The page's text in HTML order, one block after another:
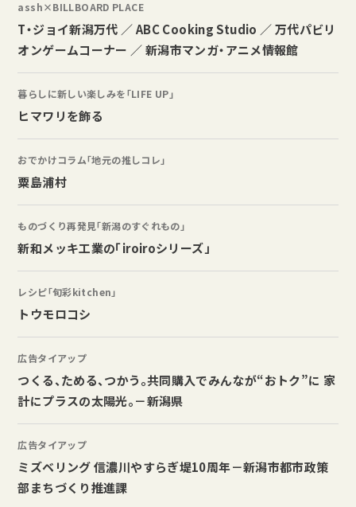
assh×BILLBOARD PLACE
T・ジョイ新潟万代 ／ ABC Cooking Studio ／ 万代パビリ
オンゲームコーナー ／ 新潟市マンガ・アニメ情報館
暮らしに新しい楽しみを「LIFE UP」
ヒマワリを飾る
おでかけコラム「地元の推しコレ」
粟島浦村
ものづくり再発見「新潟のすぐれもの」
新和メッキ工業の「iroiroシリーズ」
レシピ「旬彩kitchen」
トウモロコシ
広告タイアップ
つくる、ためる、つかう。共同購入でみんなが“おトク”に 家
計にプラスの太陽光。－新潟県
広告タイアップ
ミズベリング 信濃川やすらぎ堤10周年－新潟市都市政策
部まちづくり推進課